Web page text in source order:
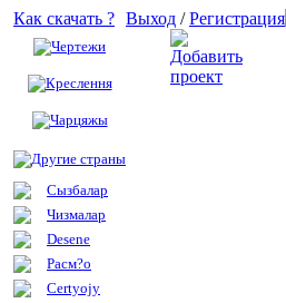
Как скачать ?
Чертежи
Креслення
Чарцяжы
Другие страны
Сызбалар
Чизмалар
Desene
Расм?о
Certyojy
Выход /Регистрация